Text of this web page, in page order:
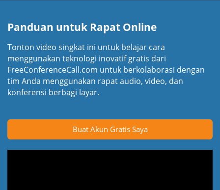
Panduan untuk Rapat Online
Tonton video singkat ini untuk belajar cara
menggunakan teknologi inovatif gratis dari
FreeConferenceCall.com untuk berkolaborasi dengan
tim Anda menggunakan rapat audio, video, dan
konferensi berbagi layar.
Buat Akun Gratis Saya